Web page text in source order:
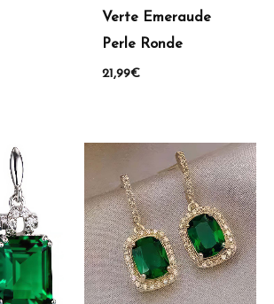
Verte Emeraude
Perle Ronde
21,99€